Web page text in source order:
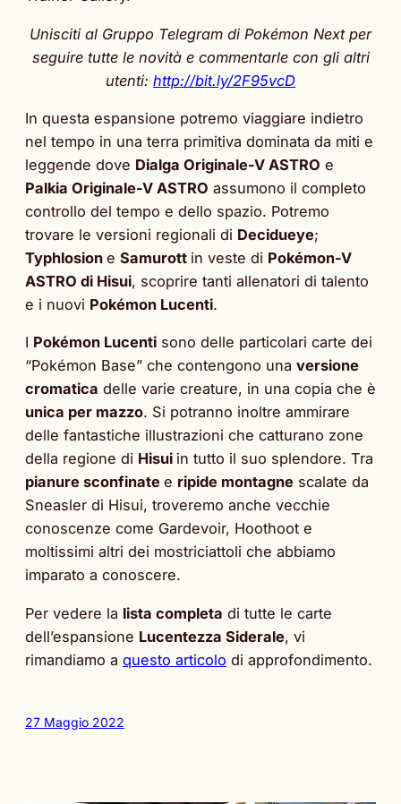
Unisciti al Gruppo Telegram di Pokémon Next per
seguire tutte le novità e commentarle con gli altri
utenti: http://bit.ly/2F95vcD
In questa espansione potremo viaggiare indietro
nel tempo in una terra primitiva dominata da miti e
leggende dove Dialga Originale-V ASTRO e
Palkia Originale-V ASTRO assumono il completo
controllo del tempo e dello spazio. Potremo
trovare le versioni regionali di Decidueye;
Typhlosion e Samurott in veste di Pokémon-V
ASTRO di Hisui, scoprire tanti allenatori di talento
e i nuovi Pokémon Lucenti.
I Pokémon Lucenti sono delle particolari carte dei
“Pokémon Base” che contengono una versione
cromatica delle varie creature, in una copia che è
unica per mazzo. Si potranno inoltre ammirare
delle fantastiche illustrazioni che catturano zone
della regione di Hisui in tutto il suo splendore. Tra
pianure sconfinate e ripide montagne scalate da
Sneasler di Hisui, troveremo anche vecchie
conoscenze come Gardevoir, Hoothoot e
moltissimi altri dei mostriciattoli che abbiamo
imparato a conoscere.
Per vedere la lista completa di tutte le carte
dell’espansione Lucentezza Siderale, vi
rimandiamo a questo articolo di approfondimento.
27 Maggio 2022